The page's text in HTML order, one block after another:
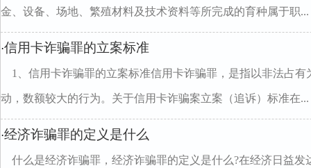
金、设备、场地、繁殖材料及技术资料等所完成的育种属于职...
·信用卡诈骗罪的立案标准
1、信用卡诈骗罪的立案标准信用卡诈骗罪，是指以非法占
动，数额较大的行为。关于信用卡诈骗案立案（追诉）标准在...
·经济诈骗罪的定义是什么
什么是经济诈骗罪，经济诈骗罪的定义是什么?在经济日益